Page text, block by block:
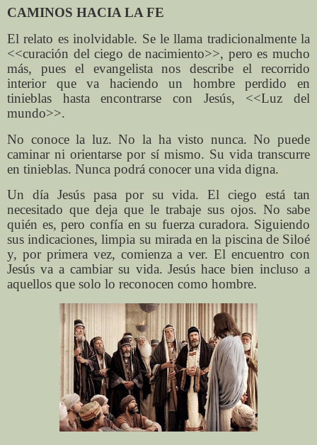
CAMINOS HACIA LA FE
El relato es inolvidable. Se le llama tradicionalmente la
<<curación del ciego de nacimiento>>, pero es mucho
más, pues el evangelista nos describe el recorrido
interior que va haciendo un hombre perdido en
tinieblas hasta encontrarse con Jesús, <<Luz del
mundo>>.
No conoce la luz. No la ha visto nunca. No puede
caminar ni orientarse por sí mismo. Su vida transcurre
en tinieblas. Nunca podrá conocer una vida digna.
Un día Jesús pasa por su vida. El ciego está tan
necesitado que deja que le trabaje sus ojos. No sabe
quién es, pero confía en su fuerza curadora. Siguiendo
sus indicaciones, limpia su mirada en la piscina de Siloé
y, por primera vez, comienza a ver. El encuentro con
Jesús va a cambiar su vida. Jesús hace bien incluso a
aquellos que solo lo reconocen como hombre.